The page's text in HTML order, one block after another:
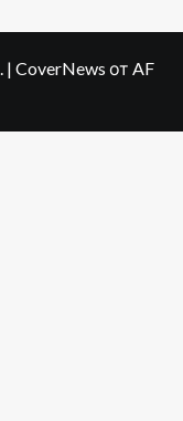
| CoverNews от AF